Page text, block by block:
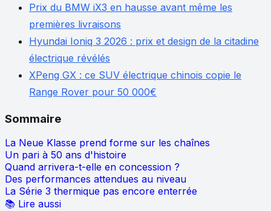
Prix du BMW iX3 en hausse avant même les
premières livraisons
Hyundai Ioniq 3 2026 : prix et design de la citadine
électrique révélés
XPeng GX : ce SUV électrique chinois copie le
Range Rover pour 50 000€
Sommaire
La Neue Klasse prend forme sur les chaînes
Un pari à 50 ans d'histoire
Quand arrivera-t-elle en concession ?
Des performances attendues au niveau
La Série 3 thermique pas encore enterrée
📚 Lire aussi